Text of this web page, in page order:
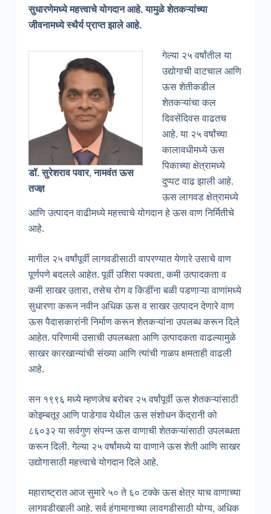
सुधारणेमध्ये महत्त्वाचे योगदान आहे. यामुळे शेतकऱ्यांच्या
जीवनामध्ये स्थैर्य प्राप्त झाले आहे.
डॉ. सुरेशराव पवार,नामवंत ऊस
तज्ज्ञ
गेल्या २५ वर्षांतील या
उद्योगाची वाटचाल आणि
ऊस शेतीकडील
शेतकऱ्यांचा कल
दिवसेंदिवस वाढतच
आहे. या २५ वर्षांच्या
कालावधीमध्ये­ ऊस
पिकाच्या क्षेत्रामध्ये
दुप्पट वाढ झाली आहे.
ऊस लागवड क्षेत्रामध्ये
आणि उत्पादन वाढीमध्ये महत्त्वाचे योगदान हे ऊस वाण निर्मितीचे
आहे.
मागील २५ वर्षांपूर्वी लागवडीसाठी वापरण्यात येणारे उसाचे वाण
पूर्णपणे बदलले आहेत. पूर्वी उशिरा पक्वता, कमी उत्पादकता व
कमी साखर उतारा, तसेच रोग व किडींना बळी पडणाऱ्या वाणांमध्ये
सुधारणा करून नवीन अधिक ऊस व साखर उत्पादन देणारे वाण
ऊस पैदासकारांनी निर्माण करून शेतकऱ्यांना उपलब्ध करून दिले
आहेत. परिणामी उसाची उपलब्धता आणि उत्पादकता वाढल्यामुळे
साखर कारखान्यांची संख्या आणि त्यांची गाळप क्षमताही वाढली
आहे.
सन १९९६ मध्ये म्हणजेच बरोबर २५ वर्षांपूर्वी ऊस शेतकऱ्यांसाठी
कोइम्बतूर आणि पाडेगाव येथील ऊस संशोधन केंद्रानी को
८६०३२ या सर्वगुण संपन्न ऊस वाणाची शेतकऱ्यांसाठी उपलब्धता
करून दिली. गेल्या २५ वर्षांमध्ये या वाणाने ऊस शेती आणि साखर
उद्योगासाठी महत्त्वाचे योगदान दिले आहे.
महाराष्ट्रात आज सुमारे ५० ते ६० टक्के ऊस क्षेत्र याच वाणाच्या
लागवडीखाली आहे. सर्व हंगामागाच्या लावगडीसाठी योग्य, अधिक